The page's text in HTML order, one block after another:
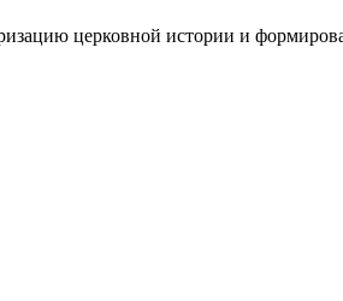
церковной истории и